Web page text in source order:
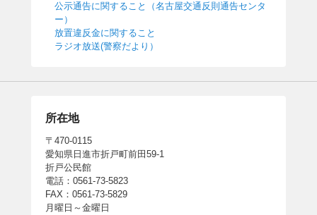
公示通告に関すること（名古屋交通反則通告センタ
ー）
放置違反金に関すること
ラジオ放送(警察だより）
所在地
〒470-0115
愛知県日進市折戸町前田59-1
折戸公民館
電話：0561-73-5823
FAX：0561-73-5829
月曜日～金曜日